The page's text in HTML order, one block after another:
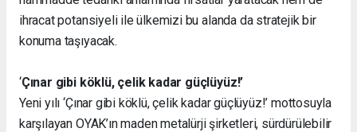
ihracat potansiyeli ile ülkemizi bu alanda da stratejik bir
konuma taşıyacak.
‘Çınar gibi köklü, çelik kadar güçlüyüz!’
Yeni yılı ‘Çınar gibi köklü, çelik kadar güçlüyüz!’ mottosuyla
karşılayan OYAK’ın maden metalürji şirketleri, sürdürülebilir